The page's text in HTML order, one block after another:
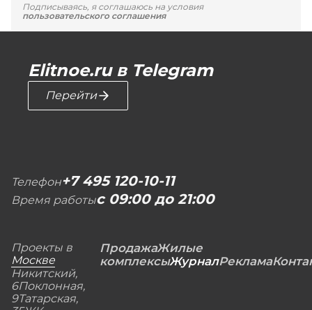
Подписываясь, я соглашаюсь на условия
пользовательского соглашения
Elitnoe.ru в Telegram
Перейти
Телефон+7 495 120-10-11
Время работыс 09:00 до 21:00
Проекты в
Москве
Никитский,
6Поклонная,
9Татарская,
ПродажаЖилые
комплексыЖурналРеклама